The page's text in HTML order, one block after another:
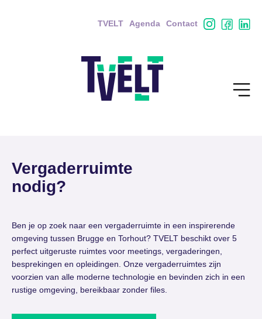
TVELT Agenda Contact
Vergaderruimte
nodig?
Ben je op zoek naar een vergaderruimte in een inspirerende
omgeving tussen Brugge en Torhout? TVELT beschikt over 5
perfect uitgeruste ruimtes voor meetings, vergaderingen,
besprekingen en opleidingen. Onze vergaderruimtes zijn
voorzien van alle moderne technologie en bevinden zich in een
rustige omgeving, bereikbaar zonder files.